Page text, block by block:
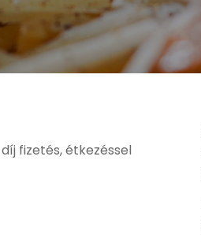
fizetés, étkezéssel